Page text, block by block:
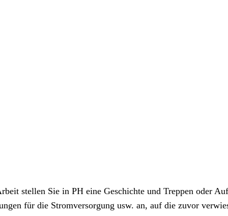
stellen Sie in PH eine Geschichte und Treppen oder
für die Stromversorgung usw. an, auf die zuvor